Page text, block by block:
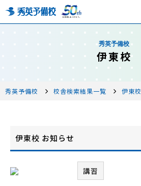
秀英予備校
伊東校
秀英予備校 校舎検索結果一覧 伊東校
伊東校 お知らせ
講習